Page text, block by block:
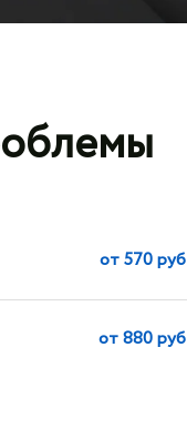
от 570 руб
от 880 руб